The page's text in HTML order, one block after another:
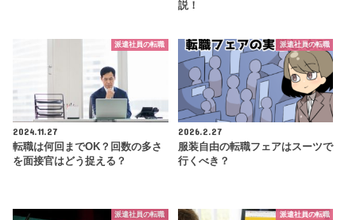
説！
派遣社員の転職
2024.11.27
転職は何回までOK？回数の多さ
を面接官はどう捉える？
派遣社員の転職
2026.2.27
服装自由の転職フェアはスーツで
行くべき？
派遣社員の転職 派遣社員の転職